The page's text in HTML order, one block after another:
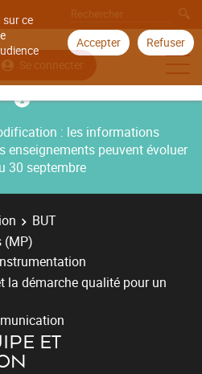
ce
Accepter Refuser
Se connecter
: les informations
enseignements peuvent évoluer
30 septembre
BUT
(MP)
la démarche qualité pour un
ET